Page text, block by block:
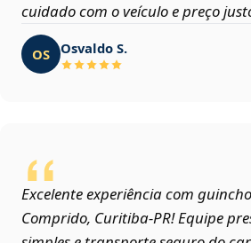
cuidado com o veículo e preço
OS Osvaldo S.
Excelente experiência com
Comprido, Curitiba‑PR! Equipe